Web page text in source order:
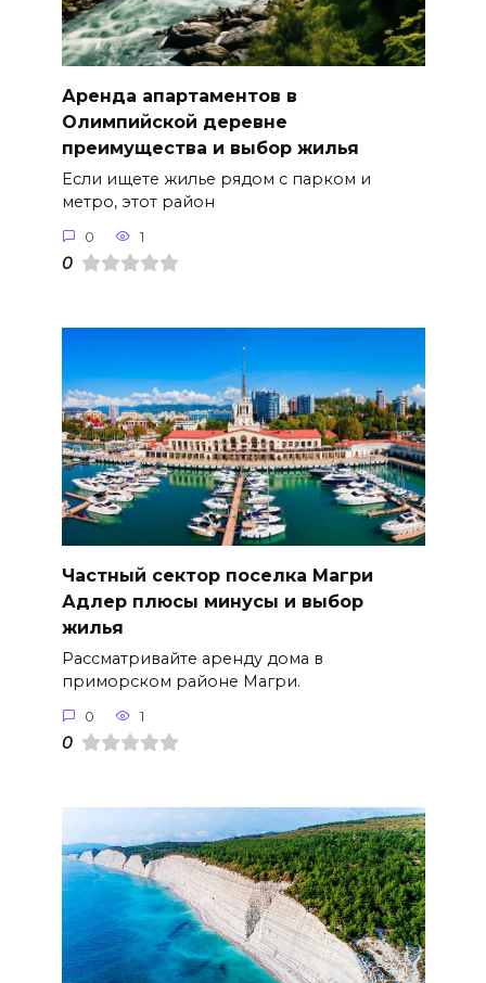
Аренда апартаментов в
Олимпийской деревне
преимущества и выбор жилья
Если ищете жилье рядом с парком и
метро, этот район
0 1
0
Частный сектор поселка Магри
Адлер плюсы минусы и выбор
жилья
Рассматривайте аренду дома в
приморском районе Магри.
0 1
0